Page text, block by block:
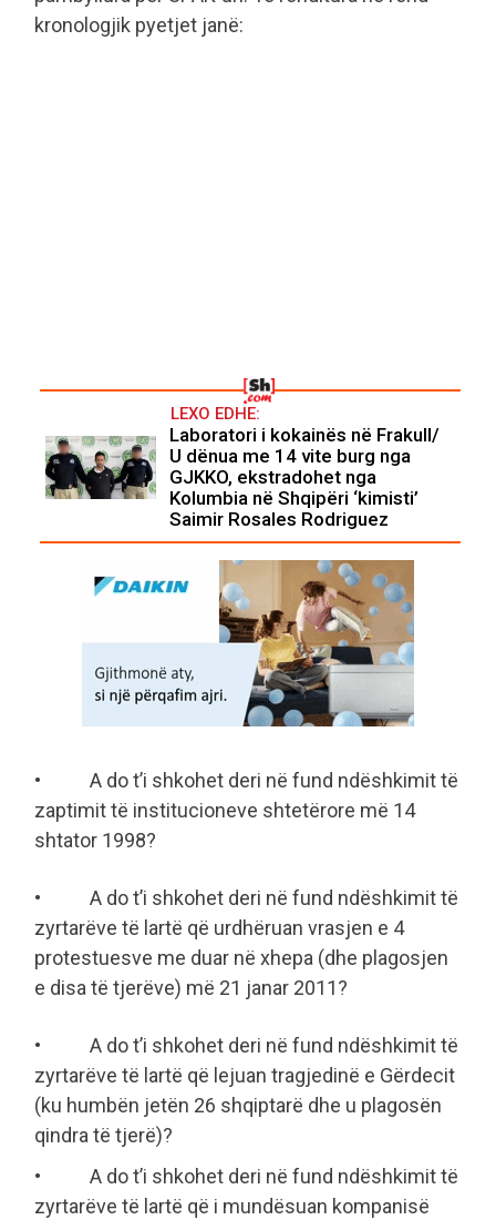
kronologjik pyetjet janë:
LEXO EDHE:
Laboratori i kokainës në Frakull/
U dënua me 14 vite burg nga
GJKKO, ekstradohet nga
Kolumbia në Shqipëri ‘kimisti’
Saimir Rosales Rodriguez
• A do t’i shkohet deri në fund ndëshkimit të
zaptimit të institucioneve shtetërore më 14
shtator 1998?
• A do t’i shkohet deri në fund ndëshkimit të
zyrtarëve të lartë që urdhëruan vrasjen e 4
protestuesve me duar në xhepa (dhe plagosjen
e disa të tjerëve) më 21 janar 2011?
• A do t’i shkohet deri në fund ndëshkimit të
zyrtarëve të lartë që lejuan tragjedinë e Gërdecit
(ku humbën jetën 26 shqiptarë dhe u plagosën
qindra të tjerë)?
• A do t’i shkohet deri në fund ndëshkimit të
zyrtarëve të lartë që i mundësuan kompanisë